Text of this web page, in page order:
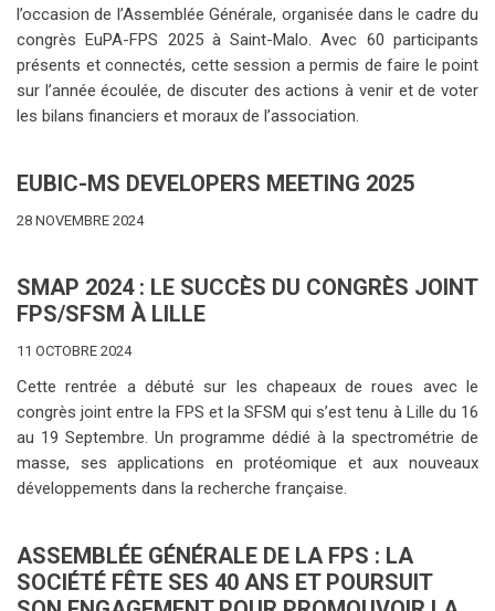
l’occasion de l’Assemblée Générale, organisée dans le cadre du
congrès EuPA-FPS 2025 à Saint-Malo. Avec 60 participants
présents et connectés, cette session a permis de faire le point
sur l’année écoulée, de discuter des actions à venir et de voter
les bilans financiers et moraux de l’association.
EUBIC-MS DEVELOPERS MEETING 2025
28 NOVEMBRE 2024
SMAP 2024 : LE SUCCÈS DU CONGRÈS JOINT
FPS/SFSM À LILLE
11 OCTOBRE 2024
Cette rentrée a débuté sur les chapeaux de roues avec le
congrès joint entre la FPS et la SFSM qui s’est tenu à Lille du 16
au 19 Septembre. Un programme dédié à la spectrométrie de
masse, ses applications en protéomique et aux nouveaux
développements dans la recherche française.
ASSEMBLÉE GÉNÉRALE DE LA FPS : LA
SOCIÉTÉ FÊTE SES 40 ANS ET POURSUIT